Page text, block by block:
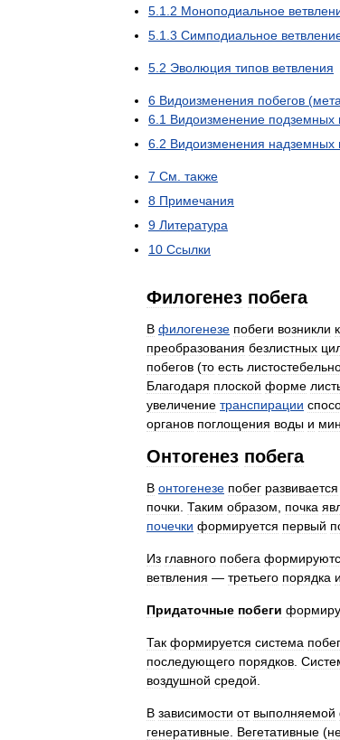
5 1 2 Моноподиальное
5 1 3 Симподиальное
5 2 Эволюция типов ветвления
6 Видоизменения побегов (
6 1 Видоизменение подземных
6 2 Видоизменения надземных
7 См также
8 Примечания
9 Литература
10 Ссылки
Филогенез побега
В филогенезе побеги возникли
преобразования безлистных
побегов (то есть
Благодаря плоской форме
увеличение транспирации
органов поглощения воды и
Онтогенез побега
В онтогенезе побег развивается
почки Таким образом почка
почечки формируется первый
Из главного побега
ветвления — третьего порядка и
Придаточные побеги
Так формируется система
последующего порядков
воздушной средой
В зависимости от выполняемой
генеративные Вегетативные (